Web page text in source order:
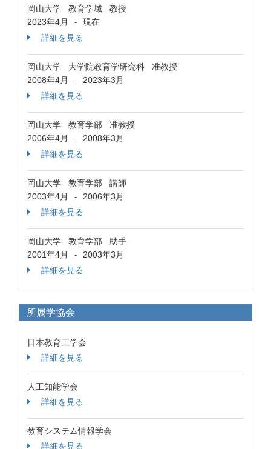
岡山大学 教育学域 教授
2023年4月
-
現在
詳細を見る
岡山大学 大学院教育学研究科 准教授
2008年4月
-
2023年3月
詳細を見る
岡山大学 教育学部 准教授
2006年4月
-
2008年3月
詳細を見る
岡山大学 教育学部 講師
2003年4月
-
2006年3月
詳細を見る
岡山大学 教育学部 助手
2001年4月
-
2003年3月
詳細を見る
所属学協会
日本教育工学会
詳細を見る
人工知能学会
詳細を見る
教育システム情報学会
詳細を見る